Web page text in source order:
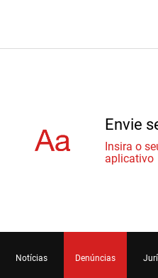
Envie
Insira o
aplicativo
Notícias Denúncias